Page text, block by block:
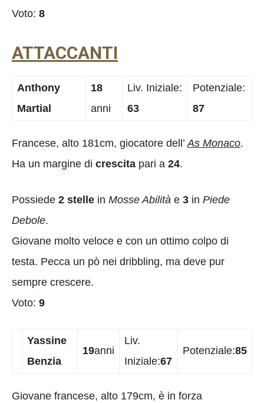
Voto: 8
ATTACCANTI
Anthony
Martial
18
anni
Liv. Iniziale:
63
Potenziale:
87
Francese, alto 181cm, giocatore dell’ As Monaco.
Ha un margine di crescita pari a 24.
Possiede 2 stelle in Mosse Abilità e 3 in Piede
Debole.
Giovane molto veloce e con un ottimo colpo di
testa. Pecca un pò nei dribbling, ma deve pur
sempre crescere.
Voto: 9
Yassine
Benzia
19anni
Liv.
Iniziale:67
Potenziale:85
Giovane francese, alto 179cm, è in forza